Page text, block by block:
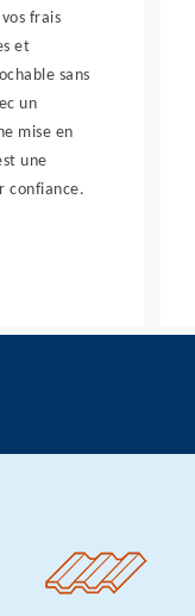
frais
et
sans
un
mise en
une
confiance.